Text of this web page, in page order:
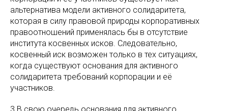
альтернатива модели активного солидаритета,
которая в силу правовой природы корпоративных
правоотношений применялась бы в отсутствие
института косвенных исков. Следовательно,
косвенный иск возможен только в тех ситуациях,
когда существуют основания для активного
солидаритета требований корпорации и её
участников.